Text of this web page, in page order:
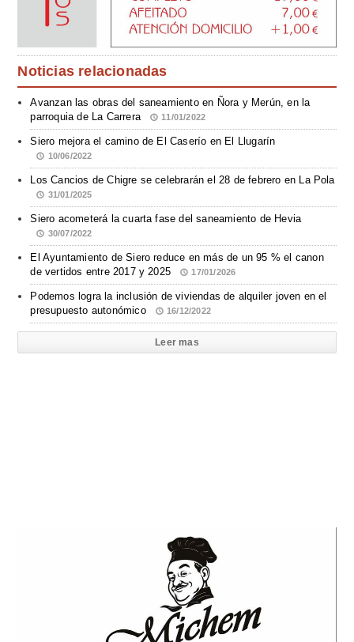
Noticias relacionadas
Avanzan las obras del saneamiento en Ñora y Merún, en la
parroquia de La Carrera
11/01/2022
Siero mejora el camino de El Caserío en El Llugarín
10/06/2022
Los Cancios de Chigre se celebrarán el 28 de febrero en La Pola
31/01/2025
Siero acometerá la cuarta fase del saneamiento de Hevia
30/07/2022
El Ayuntamiento de Siero reduce en más de un 95 % el canon
de vertidos entre 2017 y 2025
17/01/2026
Podemos logra la inclusión de viviendas de alquiler joven en el
presupuesto autonómico
16/12/2022
Leer mas